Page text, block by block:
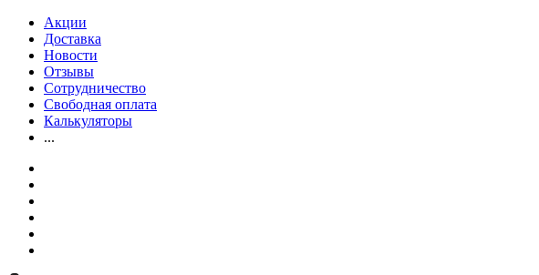
Акции
Доставка
Новости
Отзывы
Сотрудничество
Свободная оплата
Калькуляторы
...